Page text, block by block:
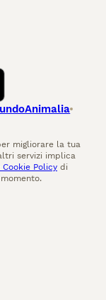
migliorare la tua
servizi implica
Cookie Policy di